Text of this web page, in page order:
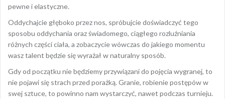
pewne i elastyczne.
Oddychajcie głęboko przez nos, spróbujcie doświadczyć tego
sposobu oddychania oraz świadomego, ciągłego rozluźniania
różnych części ciała, a zobaczycie wówczas do jakiego momentu
wasz talent będzie się wyrażał w naturalny sposób.
Gdy od początku nie będziemy przywiązani do pojęcia wygranej, to
nie pojawi się strach przed porażką. Granie, robienie postępów w
swej sztuce, to powinno nam wystarczyć, nawet podczas turnieju.